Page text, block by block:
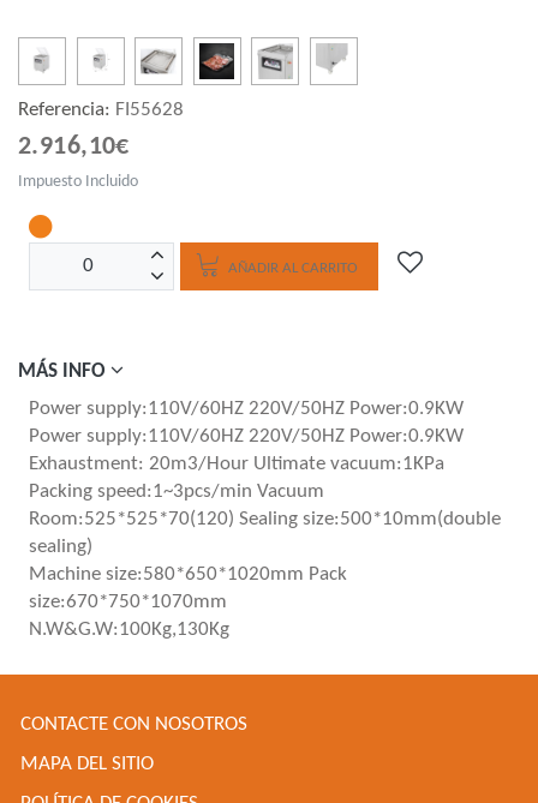
Referencia: FI55628
2.916,10€
Impuesto Incluido
AÑADIR AL CARRITO
MÁS INFO
Power supply:110V/60HZ 220V/50HZ Power:0.9KW
Power supply:110V/60HZ 220V/50HZ Power:0.9KW
Exhaustment: 20m3/Hour Ultimate vacuum:1KPa
Packing speed:1~3pcs/min Vacuum
Room:525*525*70(120) Sealing size:500*10mm(double
sealing)
Machine size:580*650*1020mm Pack
size:670*750*1070mm
N.W&G.W:100Kg,130Kg
CONTACTE CON NOSOTROS
MAPA DEL SITIO